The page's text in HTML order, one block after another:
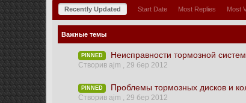
Recently Updated Start Date Most Replies Most
Важные темы
PINNED Неисправности тормозной
Створив ajm , 29 бер 2012
PINNED Проблемы тормозных дисков и
Створив ajm , 29 бер 2012